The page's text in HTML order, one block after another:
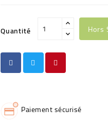
Quantité Hors
Paiement sécurisé